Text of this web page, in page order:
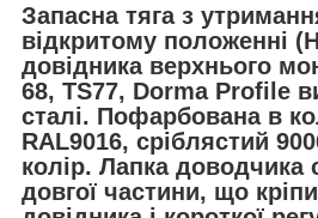
Запасна тяга з
відкритому положенні
довідника верхнього
68, TS77, Dorma Profile
сталі. Пофарбована в
RAL9016, сріблястий
колір. Лапка доводчика
довгої частини, що